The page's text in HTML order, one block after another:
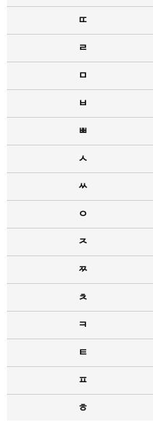
ㄸ
ㄹ
ㅁ
ㅂ
ㅃ
ㅅ
ㅆ
ㅇ
ㅈ
ㅉ
ㅊ
ㅋ
ㅌ
ㅍ
ㅎ